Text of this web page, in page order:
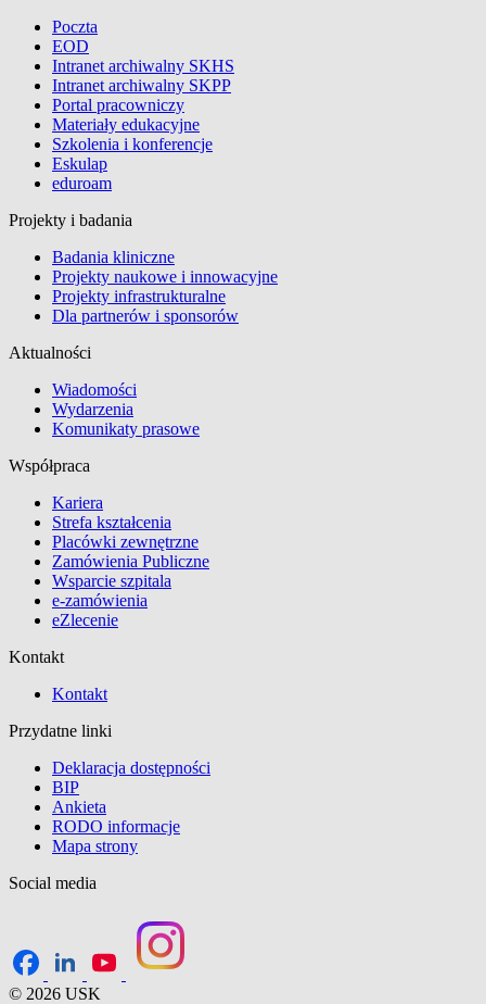
Poczta
EOD
Intranet archiwalny SKHS
Intranet archiwalny SKPP
Portal pracowniczy
Materiały edukacyjne
Szkolenia i konferencje
Eskulap
eduroam
Projekty i badania
Badania kliniczne
Projekty naukowe i innowacyjne
Projekty infrastrukturalne
Dla partnerów i sponsorów
Aktualności
Wiadomości
Wydarzenia
Komunikaty prasowe
Współpraca
Kariera
Strefa kształcenia
Placówki zewnętrzne
Zamówienia Publiczne
Wsparcie szpitala
e-zamówienia
eZlecenie
Kontakt
Kontakt
Przydatne linki
Deklaracja dostępności
BIP
Ankieta
RODO informacje
Mapa strony
Social media
© 2026 USK